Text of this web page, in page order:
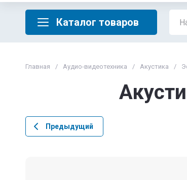
Каталог товаров
Главная / Аудио-видеотехника / Акустика /
Предыдущий